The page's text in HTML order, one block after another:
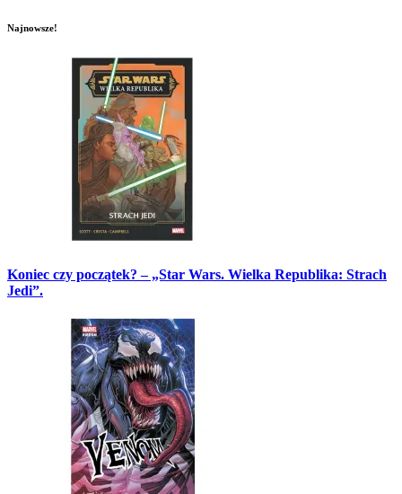
Najnowsze!
Koniec czy początek? – „Star Wars. Wielka Republika: Strach
Jedi”.